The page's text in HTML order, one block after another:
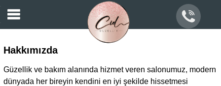
Hizmetlerimiz
Hakkımızda
Hakkımızda
Güzellik ve bakım alanında hizmet veren salonumuz, modern
dünyada her bireyin kendini en iyi şekilde hissetmesi